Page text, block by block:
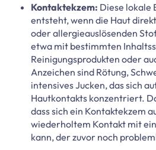
Kontaktekzem: Diese lokale
entsteht, wenn die Haut
oder allergieauslösenden
etwa mit bestimmten
Reinigungsprodukten oder
Anzeichen sind Rötung,
intensives Jucken, das sich
Hautkontakts konzentriert.
dass sich ein Kontaktekzem
wiederholtem Kontakt mit
kann, der zuvor noch